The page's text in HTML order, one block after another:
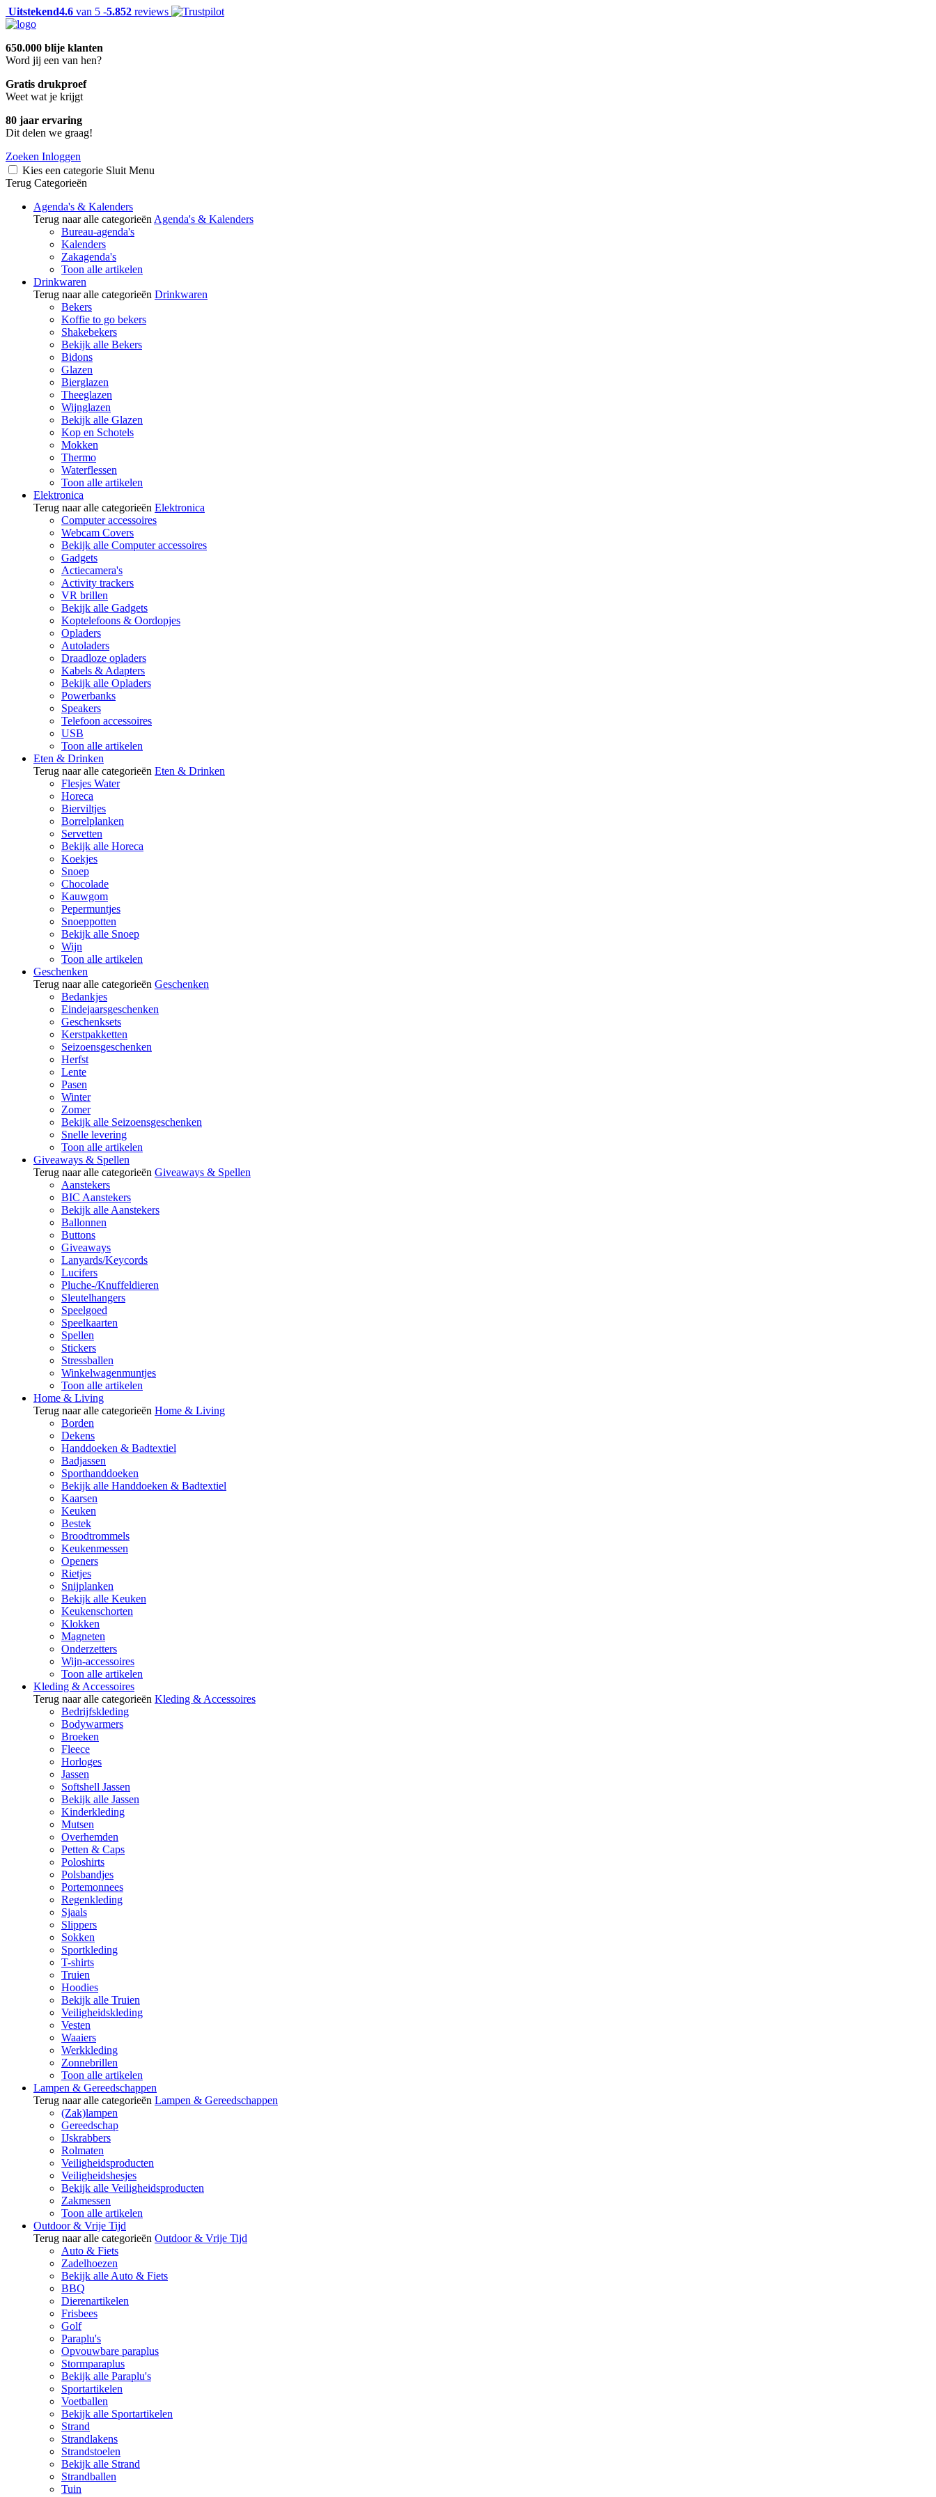
Uitstekend4.6 van 5 -5.852 reviews
650.000 blije klanten
Word jij een van hen?
Gratis drukproef
Weet wat je krijgt
80 jaar ervaring
Dit delen we graag!
Zoeken Inloggen
Kies een categorie Sluit Menu
Terug Categorieën
Agenda's & Kalenders
Terug naar alle categorieën Agenda's & Kalenders
Bureau-agenda's
Kalenders
Zakagenda's
Toon alle artikelen
Drinkwaren
Terug naar alle categorieën Drinkwaren
Bekers
Koffie to go bekers
Shakebekers
Bekijk alle Bekers
Bidons
Glazen
Bierglazen
Theeglazen
Wijnglazen
Bekijk alle Glazen
Kop en Schotels
Mokken
Thermo
Waterflessen
Toon alle artikelen
Elektronica
Terug naar alle categorieën Elektronica
Computer accessoires
Webcam Covers
Bekijk alle Computer accessoires
Gadgets
Actiecamera's
Activity trackers
VR brillen
Bekijk alle Gadgets
Koptelefoons & Oordopjes
Opladers
Autoladers
Draadloze opladers
Kabels & Adapters
Bekijk alle Opladers
Powerbanks
Speakers
Telefoon accessoires
USB
Toon alle artikelen
Eten & Drinken
Terug naar alle categorieën Eten & Drinken
Flesjes Water
Horeca
Bierviltjes
Borrelplanken
Servetten
Bekijk alle Horeca
Koekjes
Snoep
Chocolade
Kauwgom
Pepermuntjes
Snoeppotten
Bekijk alle Snoep
Wijn
Toon alle artikelen
Geschenken
Terug naar alle categorieën Geschenken
Bedankjes
Eindejaarsgeschenken
Geschenksets
Kerstpakketten
Seizoensgeschenken
Herfst
Lente
Pasen
Winter
Zomer
Bekijk alle Seizoensgeschenken
Snelle levering
Toon alle artikelen
Giveaways & Spellen
Terug naar alle categorieën Giveaways & Spellen
Aanstekers
BIC Aanstekers
Bekijk alle Aanstekers
Ballonnen
Buttons
Giveaways
Lanyards/Keycords
Lucifers
Pluche-/Knuffeldieren
Sleutelhangers
Speelgoed
Speelkaarten
Spellen
Stickers
Stressballen
Winkelwagenmuntjes
Toon alle artikelen
Home & Living
Terug naar alle categorieën Home & Living
Borden
Dekens
Handdoeken & Badtextiel
Badjassen
Sporthanddoeken
Bekijk alle Handdoeken & Badtextiel
Kaarsen
Keuken
Bestek
Broodtrommels
Keukenmessen
Openers
Rietjes
Snijplanken
Bekijk alle Keuken
Keukenschorten
Klokken
Magneten
Onderzetters
Wijn-accessoires
Toon alle artikelen
Kleding & Accessoires
Terug naar alle categorieën Kleding & Accessoires
Bedrijfskleding
Bodywarmers
Broeken
Fleece
Horloges
Jassen
Softshell Jassen
Bekijk alle Jassen
Kinderkleding
Mutsen
Overhemden
Petten & Caps
Poloshirts
Polsbandjes
Portemonnees
Regenkleding
Sjaals
Slippers
Sokken
Sportkleding
T-shirts
Truien
Hoodies
Bekijk alle Truien
Veiligheidskleding
Vesten
Waaiers
Werkkleding
Zonnebrillen
Toon alle artikelen
Lampen & Gereedschappen
Terug naar alle categorieën Lampen & Gereedschappen
(Zak)lampen
Gereedschap
IJskrabbers
Rolmaten
Veiligheidsproducten
Veiligheidshesjes
Bekijk alle Veiligheidsproducten
Zakmessen
Toon alle artikelen
Outdoor & Vrije Tijd
Terug naar alle categorieën Outdoor & Vrije Tijd
Auto & Fiets
Zadelhoezen
Bekijk alle Auto & Fiets
BBQ
Dierenartikelen
Frisbees
Golf
Paraplu's
Opvouwbare paraplus
Stormparaplus
Bekijk alle Paraplu's
Sportartikelen
Voetballen
Bekijk alle Sportartikelen
Strand
Strandlakens
Strandstoelen
Bekijk alle Strand
Strandballen
Tuin